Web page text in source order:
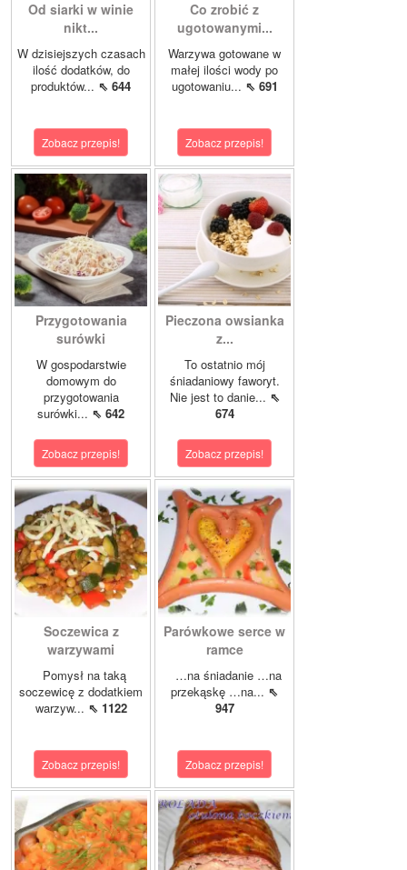
Od siarki w winie
nikt...
W dzisiejszych czasach
ilość dodatków, do
produktów... ⇖ 644
Zobacz przepis!
Co zrobić z
ugotowanymi...
Warzywa gotowane w
małej ilości wody po
ugotowaniu... ⇖ 691
Zobacz przepis!
Przygotowania
surówki
W gospodarstwie
domowym do
przygotowania
surówki... ⇖ 642
Zobacz przepis!
Pieczona owsianka
z...
To ostatnio mój
śniadaniowy faworyt.
Nie jest to danie... ⇖
674
Zobacz przepis!
Soczewica z
warzywami
Pomysł na taką
soczewicę z dodatkiem
warzyw... ⇖ 1122
Zobacz przepis!
Parówkowe serce w
ramce
…na śniadanie …na
przekąskę …na... ⇖
947
Zobacz przepis!